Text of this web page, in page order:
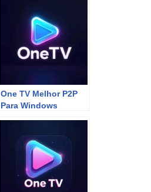
One TV Melhor P2P
Para Windows